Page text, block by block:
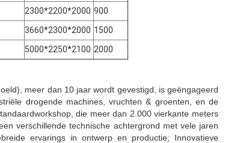
2300*2200*2000 900
3660*2300*2000 1500
5000*2250*2100 2000
meer dan 10 jaar wordt gevestigd, is geëngageerd
drogende machines, vruchten & groenten, en de
die meer dan 2.000 vierkante meters
verschillende technische achtergrond met vele jaren
ervarings in ontwerp en productie; Innovatieve